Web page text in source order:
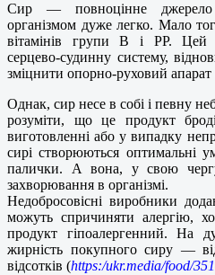
Сир — повноцінне джерело
організмом дуже легко. Мало
вітамінів групи В і РР. Цей
серцево-судинну систему,
зміцнити опорно-руховий апарат
Однак, сир несе в собі і певну
розуміти, що це продукт
виготовленні або у випадку
сирі створюються оптимальні
палички. А вона, у свою
захворювання в організмі.
Недобросовісні виробники
можуть спричиняти алергію,
продукт гіпоалергенний. На
жирність покупного сиру —
відсотків (https:/ukr.media/food/